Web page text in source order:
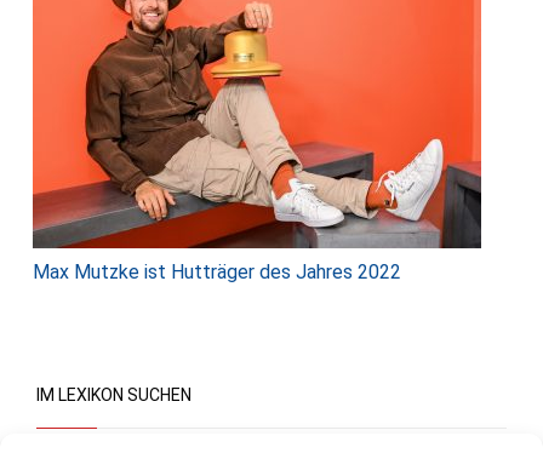
Max Mutzke ist Hutträger des Jahres 2022
IM LEXIKON SUCHEN